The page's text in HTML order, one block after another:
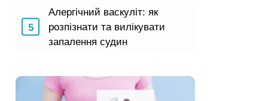
Алергічний васкуліт: як
розпізнати та вилікувати
запалення судин